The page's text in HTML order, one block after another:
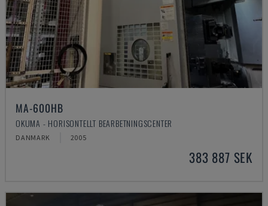
MA-600HB
OKUMA - HORISONTELLT BEARBETNINGSCENTER
DANMARK 2005
383 887 SEK